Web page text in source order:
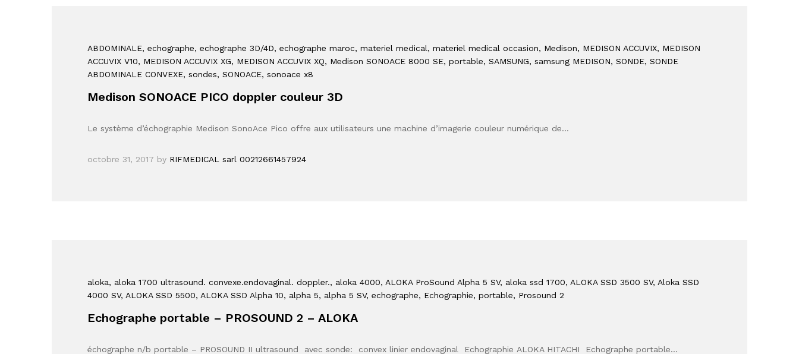
ABDOMINALE, echographe, echographe 3D/4D, echographe maroc, materiel medical, materiel medical occasion, Medison, MEDISON ACCUVIX, MEDISON
ACCUVIX V10, MEDISON ACCUVIX XG, MEDISON ACCUVIX XQ, Medison SONOACE 8000 SE, portable, SAMSUNG, samsung MEDISON, SONDE, SONDE
ABDOMINALE CONVEXE, sondes, SONOACE, sonoace x8
Medison SONOACE PICO doppler couleur 3D
Le système d’échographie Medison SonoAce Pico offre aux utilisateurs une machine d’imagerie couleur numérique de…
octobre 31, 2017 by RIFMEDICAL sarl 00212661457924
aloka, aloka 1700 ultrasound. convexe.endovaginal. doppler., aloka 4000, ALOKA ProSound Alpha 5 SV, aloka ssd 1700, ALOKA SSD 3500 SV, Aloka SSD
4000 SV, ALOKA SSD 5500, ALOKA SSD Alpha 10, alpha 5, alpha 5 SV, echographe, Echographie, portable, Prosound 2
Echographe portable – PROSOUND 2 – ALOKA
échographe n/b portable – PROSOUND II ultrasound avec sonde: convex linier endovaginal Echographie ALOKA HITACHI Echographe portable…